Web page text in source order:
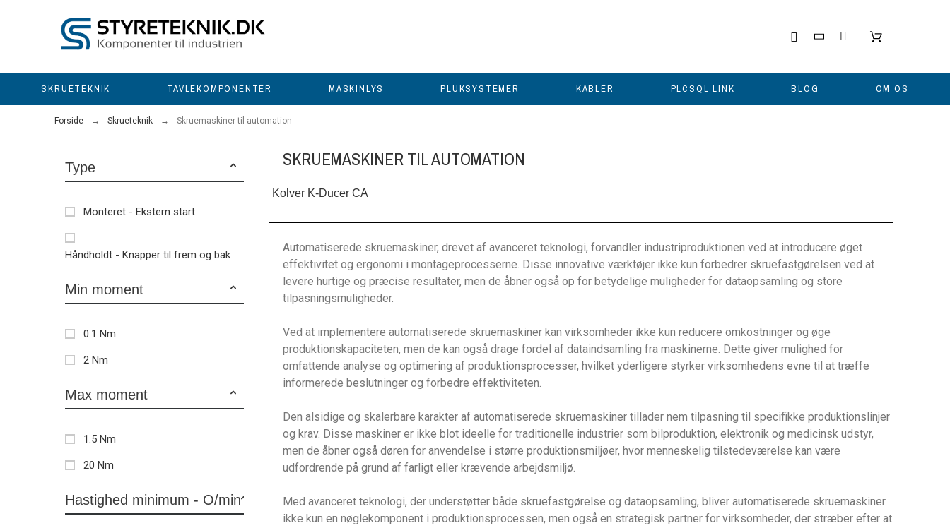
SKRUETEKNIK TAVLEKOMPONENTER MASKINLYS PLUKSYSTEMER KABLER PLCSQL LINK BLOG OM OS
Forside Skrueteknik Skruemaskiner til automation
Type
Monteret - Ekstern start
Håndholdt - Knapper til frem og bak
Min moment
0.1 Nm
2 Nm
Max moment
1.5 Nm
20 Nm
Hastighed minimum - O/min
SKRUEMASKINER TIL AUTOMATION
Kolver K-Ducer CA
Automatiserede skruemaskiner, drevet af avanceret teknologi, forvandler industriproduktionen ved at introducere øget
effektivitet og ergonomi i montageprocesserne. Disse innovative værktøjer ikke kun forbedrer skruefastgørelsen ved at
levere hurtige og præcise resultater, men de åbner også op for betydelige muligheder for dataopsamling og store
tilpasningsmuligheder.
Ved at implementere automatiserede skruemaskiner kan virksomheder ikke kun reducere omkostninger og øge
produktionskapaciteten, men de kan også drage fordel af dataindsamling fra maskinerne. Dette giver mulighed for
omfattende analyse og optimering af produktionsprocesser, hvilket yderligere styrker virksomhedens evne til at træffe
informerede beslutninger og forbedre effektiviteten.
Den alsidige og skalerbare karakter af automatiserede skruemaskiner tillader nem tilpasning til specifikke produktionslinjer
og krav. Disse maskiner er ikke blot ideelle for traditionelle industrier som bilproduktion, elektronik og medicinsk udstyr,
men de åbner også døren for anvendelse i større produktionsmiljøer, hvor menneskelig tilstedeværelse kan være
udfordrende på grund af farligt eller krævende arbejdsmiljø.
Med avanceret teknologi, der understøtter både skruefastgørelse og dataopsamling, bliver automatiserede skruemaskiner
ikke kun en nøglekomponent i produktionsprocessen, men også en strategisk partner for virksomheder, der stræber efter at